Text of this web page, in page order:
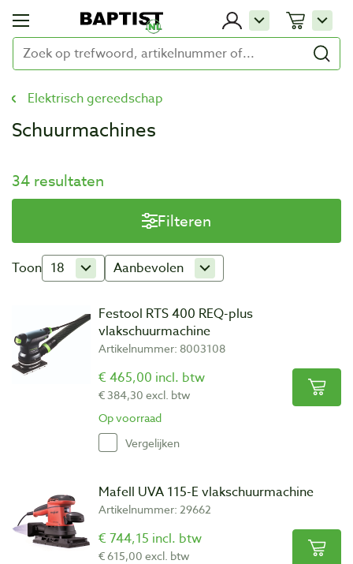
Elektrisch gereedschap
Schuurmachines
34 resultaten
Filteren
Toon 18 Aanbevolen
Festool RTS 400 REQ-plus
vlakschuurmachine
Artikelnummer: 8003108
€ 465,00 incl. btw
€ 384,30 excl. btw
Op voorraad
Vergelijken
Mafell UVA 115-E vlakschuurmachine
Artikelnummer: 29662
€ 744,15 incl. btw
€ 615,00 excl. btw